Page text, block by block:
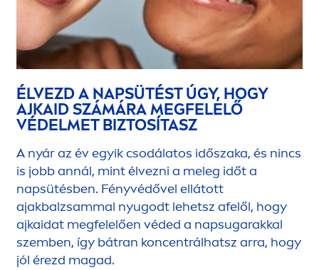
ÉLVEZD A NAPSÜTÉST ÚGY, HOGY
AJKAID SZÁMÁRA MEGFELELŐ
VÉDELMET BIZTOSÍTASZ
A nyár az év egyik csodálatos időszaka, és nincs
is jobb annál, mint élvezni a meleg időt a
napsütésben. Fényvédővel ellátott
ajakbalzsammal nyugodt lehetsz afelől, hogy
ajkaidat megfelelően véded a napsugarakkal
szemben, így bátran koncentrálhatsz arra, hogy
jól érezd magad.